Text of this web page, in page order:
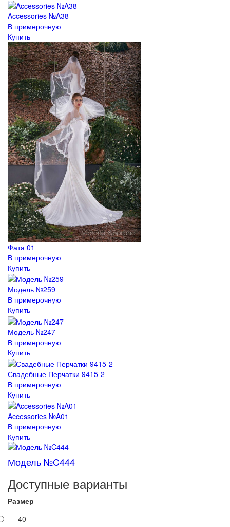
Accessories №A38
В примерочную
Купить
Фата 01
В примерочную
Купить
Модель №259
В примерочную
Купить
Модель №247
В примерочную
Купить
Свадебные Перчатки 9415-2
В примерочную
Купить
Accessories №A01
В примерочную
Купить
Модель №C444
Доступные варианты
Размер
40